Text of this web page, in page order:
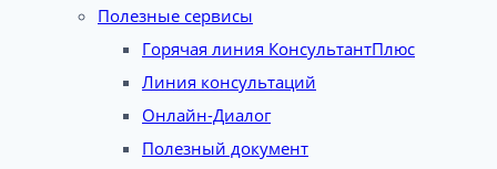
Полезные сервисы
Горячая линия КонсультантПлюс
Линия консультаций
Онлайн-Диалог
Полезный документ